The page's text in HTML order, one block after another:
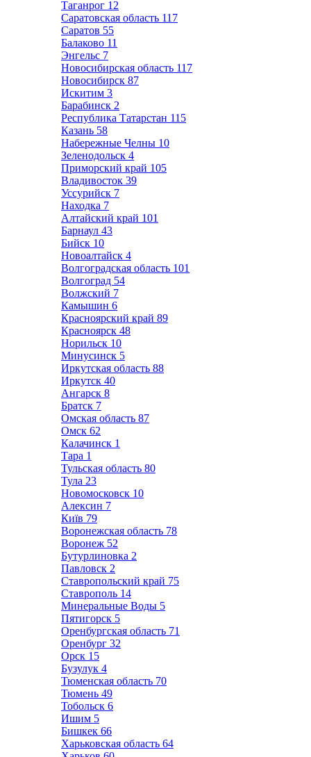
Таганрог 12
Саратовская область 117
Саратов 55
Балаково 11
Энгельс 7
Новосибирская область 117
Новосибирск 87
Искитим 3
Барабинск 2
Республика Татарстан 115
Казань 58
Набережные Челны 10
Зеленодольск 4
Приморский край 105
Владивосток 39
Уссурийск 7
Находка 7
Алтайский край 101
Барнаул 43
Бийск 10
Новоалтайск 4
Волгоградская область 101
Волгоград 54
Волжский 7
Камышин 6
Красноярский край 89
Красноярск 48
Норильск 10
Минусинск 5
Иркутская область 88
Иркутск 40
Ангарск 8
Братск 7
Омская область 87
Омск 62
Калачинск 1
Тара 1
Тульская область 80
Тула 23
Новомосковск 10
Алексин 7
Київ 79
Воронежская область 78
Воронеж 52
Бутурлиновка 2
Павловск 2
Ставропольский край 75
Ставрополь 14
Минеральные Воды 5
Пятигорск 5
Оренбургская область 71
Оренбург 32
Орск 15
Бузулук 4
Тюменская область 70
Тюмень 49
Тобольск 6
Ишим 5
Бишкек 66
Харьковская область 64